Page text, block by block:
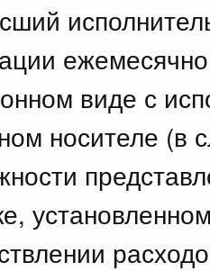
виде с
носителе (в